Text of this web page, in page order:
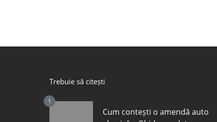
Trebuie să citești
1
Cum contești o amendă auto